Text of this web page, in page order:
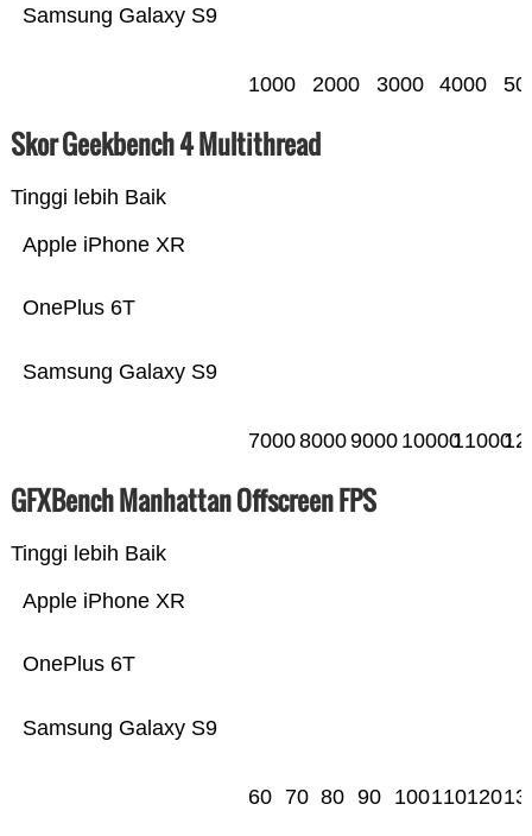
Samsung Galaxy S9
1000 2000 3000 4000
Skor Geekbench 4 Multithread
Tinggi lebih Baik
Samsung Galaxy S9
OnePlus 6T
Apple iPhone XR
700080009000 1000011000
GFXBench Manhattan Offscreen FPS
Tinggi lebih Baik
Samsung Galaxy S9
OnePlus 6T
Apple iPhone XR
60 70 80 90 100110120